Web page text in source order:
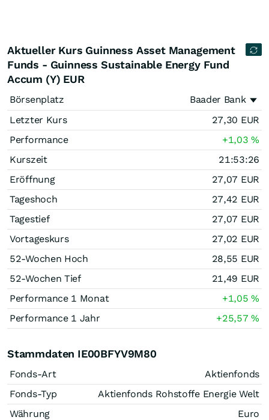
Aktueller Kurs Guinness Asset Management
Funds - Guinness Sustainable Energy Fund
Accum (Y) EUR
Börsenplatz
Baader Bank
Letzter Kurs
27,30 EUR
Performance
+1,03%
Kurszeit
21:53:26
Eröffnung
27,07 EUR
Tageshoch
27,42 EUR
Tagestief
27,07 EUR
Vortageskurs
27,02 EUR
52-Wochen Hoch
28,55 EUR
52-Wochen Tief
21,49 EUR
Performance 1 Monat
+1,05%
Performance 1 Jahr
+25,57%
Stammdaten IE00BFYV9M80
Fonds-Art
Aktienfonds
Fonds-Typ
Aktienfonds Rohstoffe Energie Welt
Währung
Euro